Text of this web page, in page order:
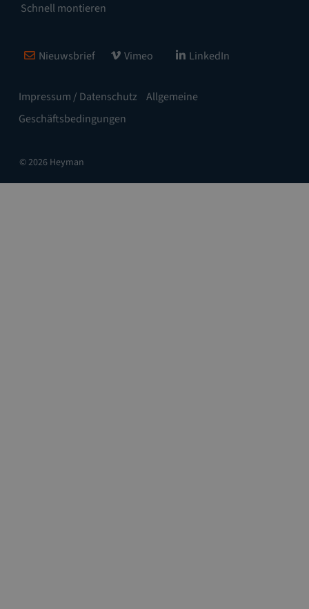
Schnell montieren
Impressum / Datenschutz Allgemeine
Geschäftsbedingungen
Nieuwsbrief Vimeo LinkedIn
© 2026 Heyman